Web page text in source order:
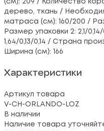
(см): 209 / Количество
дерево, ткань /
матраса (см): 160/200 /
Размер упаковки 2: 2,1/
1,64/0,13/0,14 / Страна
Ширина (см): 166
Характеристики
Артикул товара
V-CH-ORLANDO-LOZ
В наличии
Наличие товара